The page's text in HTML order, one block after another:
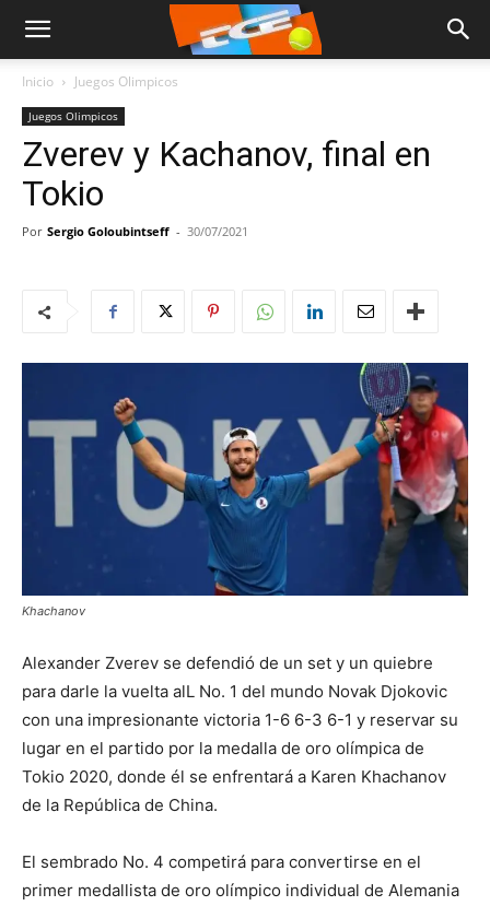
Inicio Juegos Olimpicos
Juegos Olimpicos
Zverev y Kachanov, final en
Tokio
Por Sergio Goloubintseff - 30/07/2021
Khachanov
Alexander Zverev se defendió de un set y un quiebre
para darle la vuelta alL No. 1 del mundo Novak Djokovic
con una impresionante victoria 1-6 6-3 6-1 y reservar su
lugar en el partido por la medalla de oro olímpica de
Tokio 2020, donde él se enfrentará a Karen Khachanov
de la República de China.
El sembrado No. 4 competirá para convertirse en el
primer medallista de oro olímpico individual de Alemania